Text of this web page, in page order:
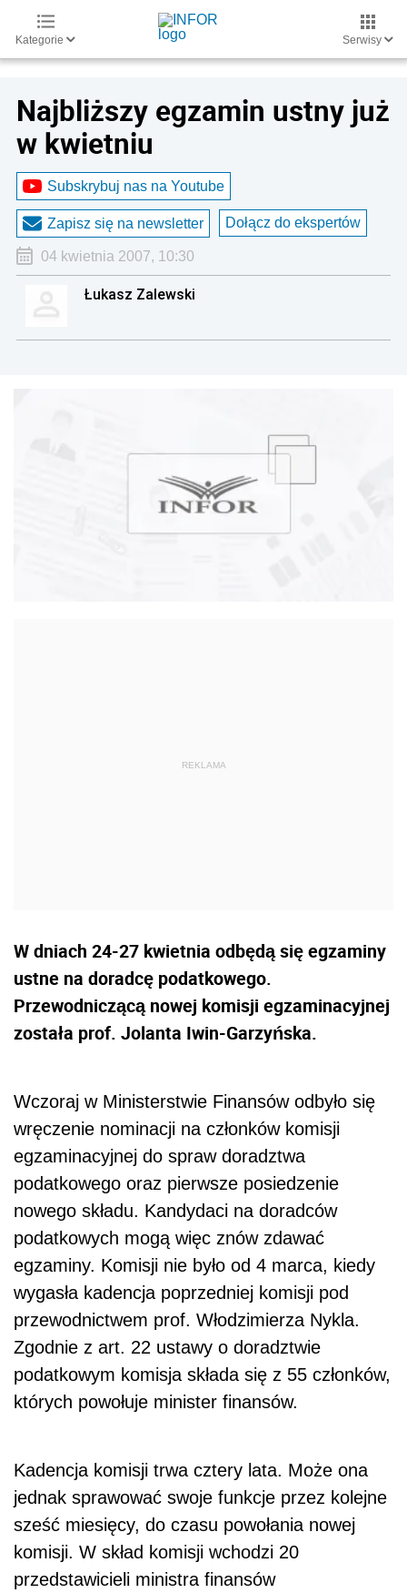
Kategorie Serwisy
Najbliższy egzamin ustny już
w kwietniu
Subskrybuj nas na Youtube
Zapisz się na newsletter Dołącz do ekspertów
04 kwietnia 2007, 10:30
Łukasz Zalewski
W dniach 24-27 kwietnia odbędą się egzaminy
ustne na doradcę podatkowego.
Przewodniczącą nowej komisji egzaminacyjnej
została prof. Jolanta Iwin-Garzyńska.
Wczoraj w Ministerstwie Finansów odbyło się
wręczenie nominacji na członków komisji
egzaminacyjnej do spraw doradztwa
podatkowego oraz pierwsze posiedzenie
nowego składu. Kandydaci na doradców
podatkowych mogą więc znów zdawać
egzaminy. Komisji nie było od 4 marca, kiedy
wygasła kadencja poprzedniej komisji pod
przewodnictwem prof. Włodzimierza Nykla.
Zgodnie z art. 22 ustawy o doradztwie
podatkowym komisja składa się z 55 członków,
których powołuje minister finansów.
Kadencja komisji trwa cztery lata. Może ona
jednak sprawować swoje funkcje przez kolejne
sześć miesięcy, do czasu powołania nowej
komisji. W skład komisji wchodzi 20
przedstawicieli ministra finansów